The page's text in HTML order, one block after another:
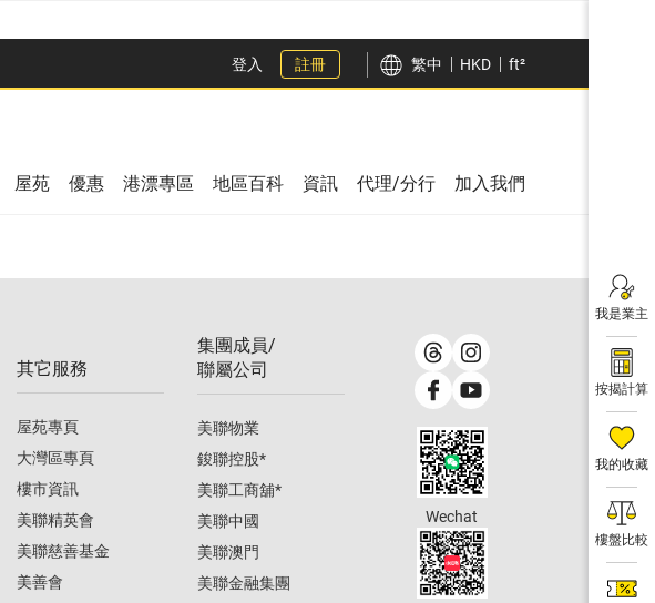
登入 註冊 繁中 HKD ft²
我是業主
按揭計算
我的收藏
樓盤比較
屋苑 優惠 港漂專區 地區百科 資訊 代理/分行 加入我們
其它服務
屋苑專頁
大灣區專頁
樓市資訊
美聯精英會
美聯慈善基金
美善會
集團成員/
聯屬公司
美聯物業
鋑聯控股*
美聯工商舖*
美聯中國
美聯澳門
美聯金融集團
Wechat